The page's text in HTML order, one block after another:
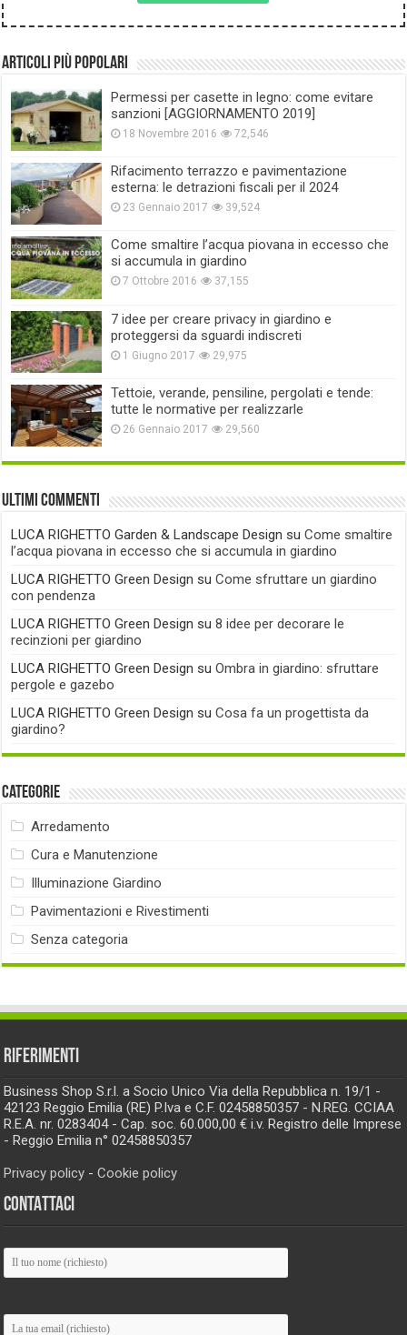
Articoli più popolari
Permessi per casette in legno: come evitare
sanzioni [AGGIORNAMENTO 2019]
18 Novembre 2016 72,546
Rifacimento terrazzo e pavimentazione
esterna: le detrazioni fiscali per il 2024
23 Gennaio 2017 39,524
Come smaltire l’acqua piovana in eccesso che
si accumula in giardino
7 Ottobre 2016 37,155
7 idee per creare privacy in giardino e
proteggersi da sguardi indiscreti
1 Giugno 2017 29,975
Tettoie, verande, pensiline, pergolati e tende:
tutte le normative per realizzarle
26 Gennaio 2017 29,560
Ultimi commenti
LUCA RIGHETTO Garden & Landscape Design suCome smaltire
l’acqua piovana in eccesso che si accumula in giardino
LUCA RIGHETTO Green Design suCome sfruttare un giardino
con pendenza
LUCA RIGHETTO Green Design su8 idee per decorare le
recinzioni per giardino
LUCA RIGHETTO Green Design suOmbra in giardino: sfruttare
pergole e gazebo
LUCA RIGHETTO Green Design suCosa fa un progettista da
giardino?
Categorie
Arredamento
Cura e Manutenzione
Illuminazione Giardino
Pavimentazioni e Rivestimenti
Senza categoria
RIFERIMENTI
Business Shop S.r.l. a Socio Unico Via della Repubblica n. 19/1 -
42123 Reggio Emilia (RE) P.Iva e C.F. 02458850357 - N.REG. CCIAA
R.E.A. nr. 0283404 - Cap. soc. 60.000,00 € i.v. Registro delle Imprese
- Reggio Emilia n° 02458850357
Privacy policy -Cookie policy
CONTATTACI